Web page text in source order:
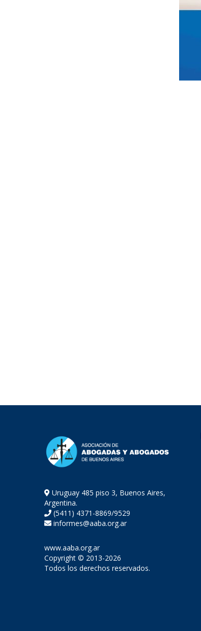
Uruguay 485 piso 3, Buenos Aires,
Argentina.
(5411) 4371-8869/9529
informes@aaba.org.ar
www.aaba.org.ar
Copyright © 2013-2026
Todos los derechos reservados.